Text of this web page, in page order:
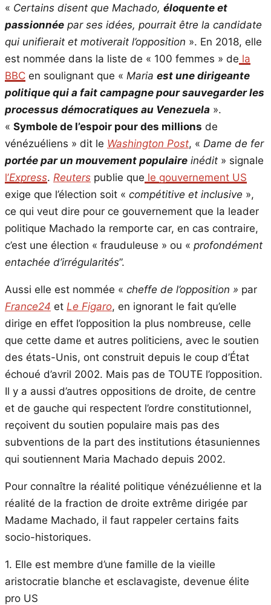
« Certains disent que Machado, éloquente et
passionnée par ses idées, pourrait être la candidate
qui unifierait et motiverait l’opposition ». En 2018, elle
est nommée dans la liste de « 100 femmes » de la
BBC en soulignant que « Maria est une dirigeante
politique qui a fait campagne pour sauvegarder les
processus démocratiques au Venezuela ».
« Symbole de l’espoir pour des millions de
vénézuéliens » dit le Washington Post, « Dame de fer
portée par un mouvement populaire inédit » signale
l’Express. Reuters publie que le gouvernement US
exige que l’élection soit « compétitive et inclusive »,
ce qui veut dire pour ce gouvernement que la leader
politique Machado la remporte car, en cas contraire,
c’est une élection « frauduleuse » ou « profondément
entachée d’irrégularités”.
Aussi elle est nommée « cheffe de l’opposition » par
France24 et Le Figaro, en ignorant le fait qu’elle
dirige en effet l’opposition la plus nombreuse, celle
que cette dame et autres politiciens, avec le soutien
des états-Unis, ont construit depuis le coup d’État
échoué d’avril 2002. Mais pas de TOUTE l’opposition.
Il y a aussi d’autres oppositions de droite, de centre
et de gauche qui respectent l’ordre constitutionnel,
reçoivent du soutien populaire mais pas des
subventions de la part des institutions étasuniennes
qui soutiennent Maria Machado depuis 2002.
Pour connaître la réalité politique vénézuélienne et la
réalité de la fraction de droite extrême dirigée par
Madame Machado, il faut rappeler certains faits
socio-historiques.
1. Elle est membre d’une famille de la vieille
aristocratie blanche et esclavagiste, devenue élite
pro US